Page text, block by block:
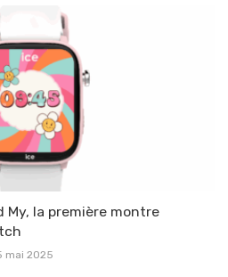
My, la première montre
mai 2025